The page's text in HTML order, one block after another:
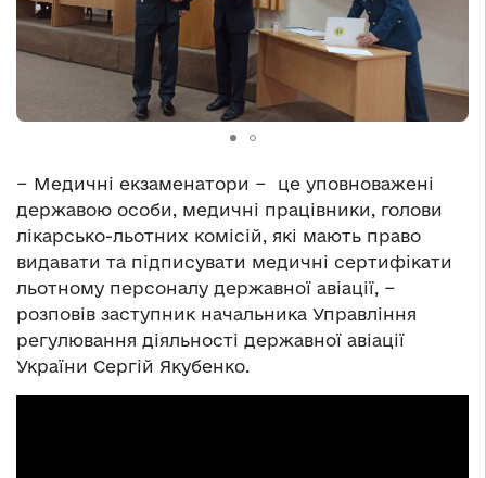
− Медичні екзаменатори − це уповноважені
державою особи, медичні працівники, голови
лікарсько-льотних комісій, які мають право
видавати та підписувати медичні сертифікати
льотному персоналу державної авіації, −
розповів заступник начальника Управління
регулювання діяльності державної авіації
України Сергій Якубенко.